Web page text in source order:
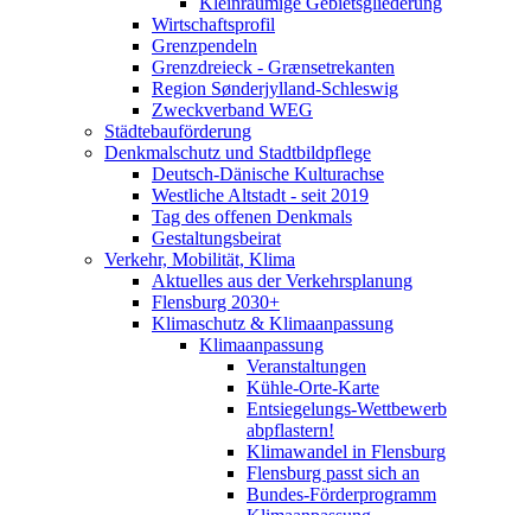
Wirtschaftsprofil
Grenzpendeln
Grenzdreieck - Grænsetrekanten
Region Sønderjylland-Schleswig
Zweckverband WEG
Städtebauförderung
Denkmalschutz und Stadtbildpflege
Deutsch-Dänische Kulturachse
Westliche Altstadt - seit 2019
Tag des offenen Denkmals
Gestaltungsbeirat
Verkehr, Mobilität, Klima
Aktuelles aus der Verkehrsplanung
Flensburg 2030+
Klimaschutz & Klimaanpassung
Klimaanpassung
Veranstaltungen
Kühle-Orte-Karte
Entsiegelungs-Wettbewerb
abpflastern!
Klimawandel in Flensburg
Flensburg passt sich an
Bundes-Förderprogramm